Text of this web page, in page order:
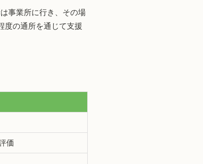
事業所に行き、その場
度の通所を通じて支援
価